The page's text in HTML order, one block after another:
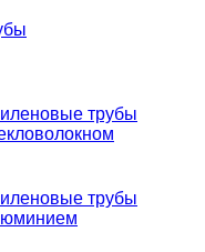
трубы
трубы